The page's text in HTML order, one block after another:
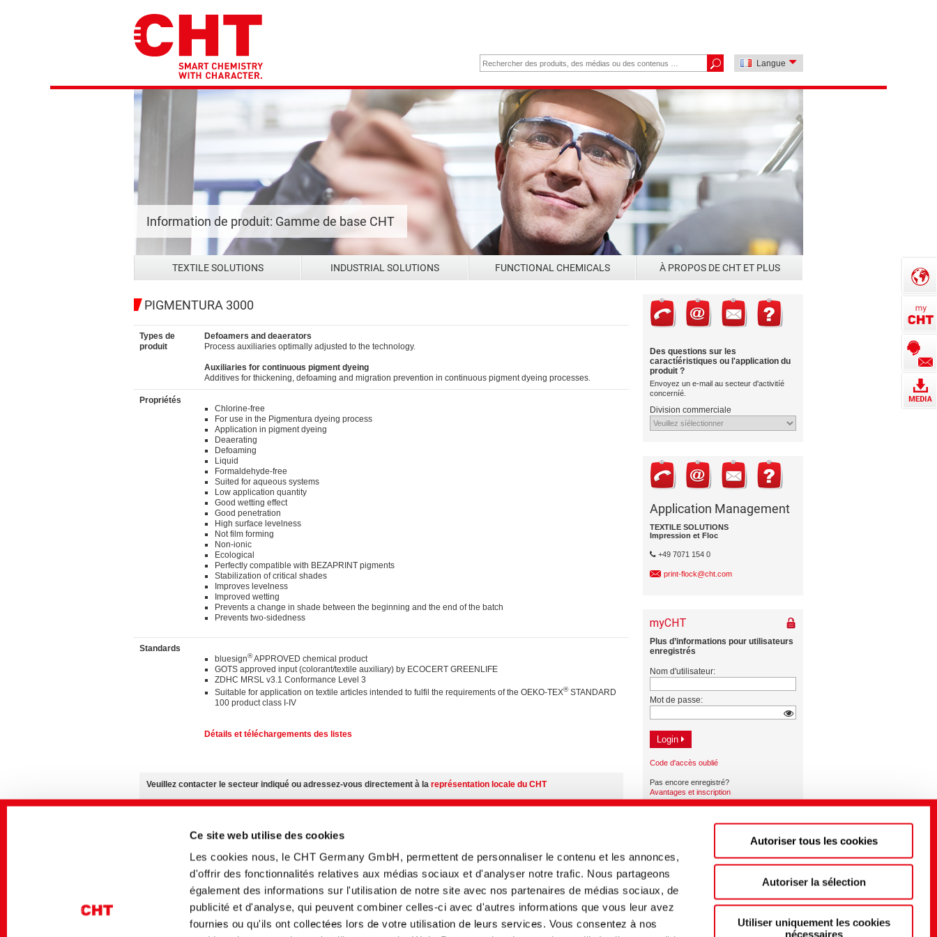
Ce site web utilise des cookies
Les cookies nous, le CHT Germany GmbH, permettent de personnaliser le contenu et les annonces,
d'offrir des fonctionnalités relatives aux médias sociaux et d'analyser notre trafic. Nous partageons
également des informations sur l'utilisation de notre site avec nos partenaires de médias sociaux, de
publicité et d'analyse, qui peuvent combiner celles-ci avec d'autres informations que vous leur avez
fournies ou qu'ils ont collectées lors de votre utilisation de leurs services. Vous consentez à nos
Autoriser tous les cookies
Autoriser la sélection
Utiliser uniquement les cookies
nécessaires
Langue
Information de produit: Gamme de base CHT
TEXTILE SOLUTIONS INDUSTRIAL SOLUTIONS FUNCTIONAL CHEMICALS À PROPOS DE CHT ET PLUS
PIGMENTURA 3000
Types de
produit
Defoamers and deaerators
Process auxiliaries optimally adjusted to the technology.
Auxiliaries for continuous pigment dyeing
Additives for thickening, defoaming and migration prevention in continuous pigment dyeing processes.
Propriétés
Chlorine-free
For use in the Pigmentura dyeing process
Application in pigment dyeing
Deaerating
Defoaming
Liquid
Formaldehyde-free
Suited for aqueous systems
Low application quantity
Good wetting effect
Good penetration
High surface levelness
Not film forming
Non-ionic
Ecological
Perfectly compatible with BEZAPRINT pigments
Stabilization of critical shades
Improves levelness
Improved wetting
Prevents a change in shade between the beginning and the end of the batch
Prevents two-sidedness
Standards
bluesign®APPROVED chemical product
GOTS approved input (colorant/textile auxiliary) by ECOCERT GREENLIFE
ZDHC MRSL v3.1 Conformance Level 3
Suitable for application on textile articles intended to fulfil the requirements of the OEKO-TEX®STANDARD
100 product class I-IV
Détails et téléchargements des listes
Veuillez contacter le secteur indiqué ou adressez-vous directement à la représentation locale du CHT
Nous sommes à votre entière disposition pour:
• Tout renseignement sur la disponibilité de nos produits quel que soit votre situation géographique
Vous pouvez trouver des informations supplémentaires sur lecentre des médias
La disponibilité des produits peut varier en fonction du pays.
Téléchargements
Des questions sur les
caractíéristiques ou l'application du
produit ?
Envoyez un e-mail au secteur d'activitíé
concerníé.
Division commerciale
Application Management
TEXTILE SOLUTIONS
Impression et Floc
+49 7071 154 0
print-flock@cht.com